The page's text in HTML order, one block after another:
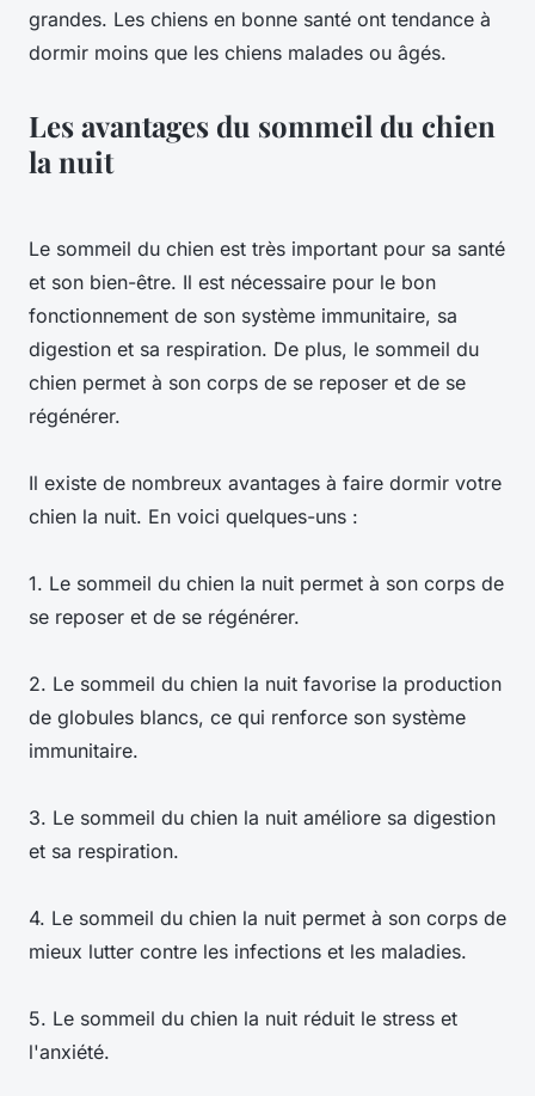
grandes. Les chiens en bonne santé ont tendance à
dormir moins que les chiens malades ou âgés.
Les avantages du sommeil du chien
la nuit
Le sommeil du chien est très important pour sa santé
et son bien-être. Il est nécessaire pour le bon
fonctionnement de son système immunitaire, sa
digestion et sa respiration. De plus, le sommeil du
chien permet à son corps de se reposer et de se
régénérer.
Il existe de nombreux avantages à faire dormir votre
chien la nuit. En voici quelques-uns :
1. Le sommeil du chien la nuit permet à son corps de
se reposer et de se régénérer.
2. Le sommeil du chien la nuit favorise la production
de globules blancs, ce qui renforce son système
immunitaire.
3. Le sommeil du chien la nuit améliore sa digestion
et sa respiration.
4. Le sommeil du chien la nuit permet à son corps de
mieux lutter contre les infections et les maladies.
5. Le sommeil du chien la nuit réduit le stress et
l'anxiété.